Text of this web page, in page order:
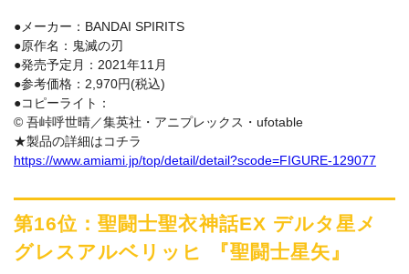
●メーカー：BANDAI SPIRITS
●原作名：鬼滅の刃
●発売予定月：2021年11月
●参考価格：2,970円(税込)
●コピーライト：
© 吾峠呼世晴／集英社・アニプレックス・ufotable
★製品の詳細はコチラ
https://www.amiami.jp/top/detail/detail?scode=FIGURE-129077
第16位：聖闘士聖衣神話EX デルタ星メ
グレスアルベリッヒ 『聖闘士星矢』